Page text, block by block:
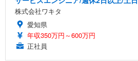
株式会社ワキタ
愛知県
年収350万円～600万円
正社員